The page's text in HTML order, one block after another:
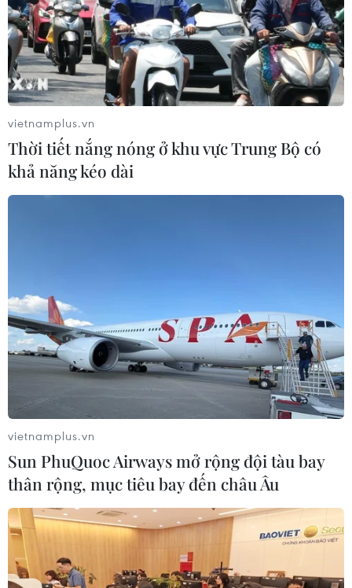
vietnamplus.vn
Thời tiết nắng nóng ở khu vực Trung Bộ có
khả năng kéo dài
vietnamplus.vn
Sun PhuQuoc Airways mở rộng đội tàu bay
thân rộng, mục tiêu bay đến châu Âu